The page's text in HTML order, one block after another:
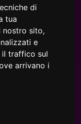
di
tua
nostro sito,
e
il traffico sul
arrivano i